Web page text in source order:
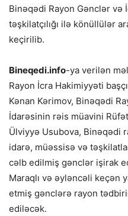
Binəqədi Rayon Gənclər və
təşkilatçılığı ilə könüllülər
keçirilib.
Bineqedi.info-ya verilən
Rayon İcra Hakimiyyəti
Kənan Kərimov, Binəqədi
İdarəsinin rəis müavini
Ülviyyə Usubova, Binəqədi
idarə, müəssisə və
cəlb edilmiş gənclər işirak
Maraqlı və əyləncəli keçən
etmiş gənclərə rayon
ediləcək.